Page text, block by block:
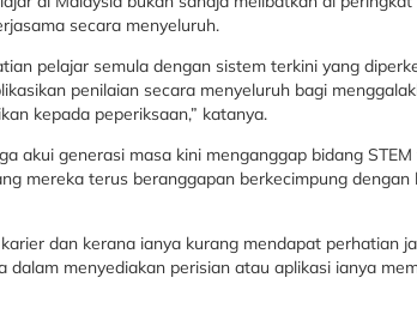
secara menyeluruh.
pelajar semula dengan sistem terkini yang
penilaian secara menyeluruh bagi
kepada peperiksaan,” katanya.
akui generasi masa kini menganggap bidang
mereka terus beranggapan berkecimpung dengan
dan kerana ianya kurang mendapat perhatian
menyediakan perisian atau aplikasi ianya